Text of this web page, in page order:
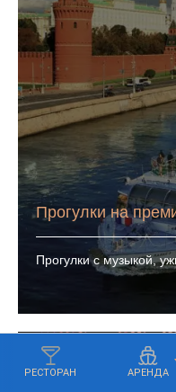
РЕСТОРАН АРЕНДА
Прогулки на
Прогулки с музыкой,